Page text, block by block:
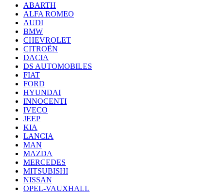
ABARTH
ALFA ROMEO
AUDI
BMW
CHEVROLET
CITROËN
DACIA
DS AUTOMOBILES
FIAT
FORD
HYUNDAI
INNOCENTI
IVECO
JEEP
KIA
LANCIA
MAN
MAZDA
MERCEDES
MITSUBISHI
NISSAN
OPEL-VAUXHALL